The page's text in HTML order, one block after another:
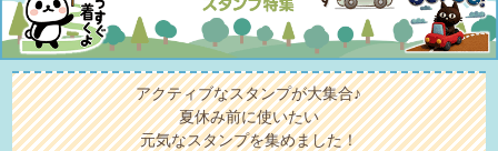
アクティブなスタンプが大集合♪
夏休み前に使いたい
元気なスタンプを集めました！